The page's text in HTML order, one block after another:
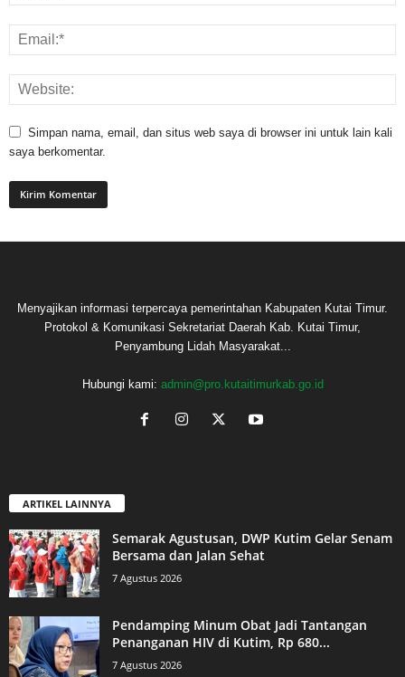
Simpan nama, email, dan situs web saya di browser ini untuk lain kali
saya berkomentar.
Menyajikan informasi terpercaya pemerintahan Kabupaten Kutai Timur.
Protokol & Komunikasi Sekretariat Daerah Kab. Kutai Timur,
Penyambung Lidah Masyarakat...
Hubungi kami: admin@pro.kutaitimurkab.go.id
ARTIKEL LAINNYA
Semarak Agustusan, DWP Kutim Gelar Senam
Bersama dan Jalan Sehat
7 Agustus 2026
Pendamping Minum Obat Jadi Tantangan
Penanganan HIV di Kutim, Rp 680...
7 Agustus 2026